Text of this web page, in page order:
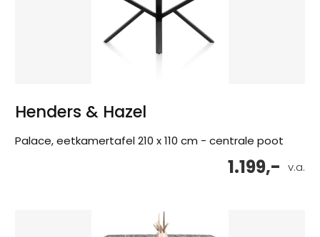
Henders & Hazel
Palace, eetkamertafel 210 x 110 cm - centrale poot
v.a.
1.199,-